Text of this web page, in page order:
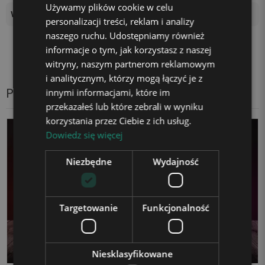
Wysokość podstawki 4 cm
Produkty z tej samej kategorii
Używamy plików cookie w celu
personalizacji treści, reklam i analizy
naszego ruchu. Udostępniamy również
informacje o tym, jak korzystasz z naszej
witryny, naszym partnerom reklamowym
i analitycznym, którzy mogą łączyć je z
innymi informacjami, które im
przekazałeś lub które zebrali w wyniku
korzystania przez Ciebie z ich usług.
Dowiedz się więcej
Niezbędne Wydajność
Targetowanie Funkcjonalność
Niesklasyfikowane